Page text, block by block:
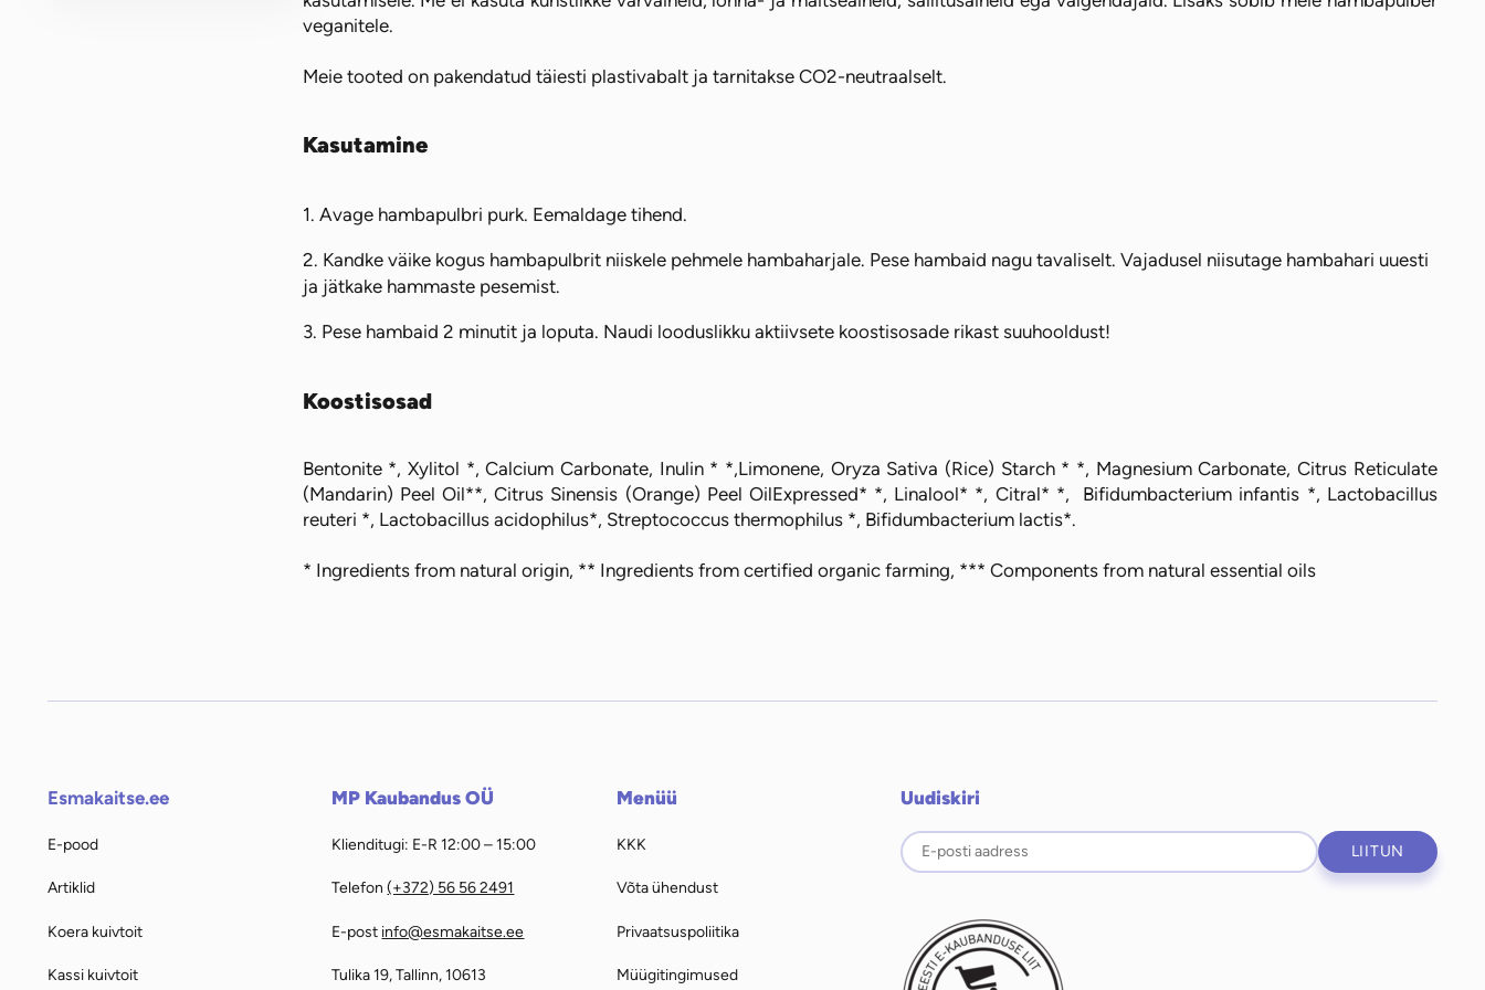
veganitele.
Meie tooted on pakendatud täiesti plastivabalt ja tarnitakse CO2-neutraalselt.
Kasutamine
Avage hambapulbri purk. Eemaldage tihend.
Kandke väike kogus hambapulbrit niiskele pehmele hambaharjale. Pese hambaid nagu tavaliselt. Vajadusel niisutage hambahari uuesti
ja jätkake hammaste pesemist.
Pese hambaid 2 minutit ja loputa. Naudi looduslikku aktiivsete koostisosade rikast suuhooldust!
Koostisosad
Bentonite *, Xylitol *, Calcium Carbonate, Inulin * *,Limonene, Oryza Sativa (Rice) Starch * *, Magnesium Carbonate, Citrus Reticulate
(Mandarin) Peel Oil**, Citrus Sinensis (Orange) Peel OilExpressed* *, Linalool* *, Citral* *, Bifidumbacterium infantis *, Lactobacillus
reuteri *, Lactobacillus acidophilus*, Streptococcus thermophilus *, Bifidumbacterium lactis*.
* Ingredients from natural origin, ** Ingredients from certified organic farming, *** Components from natural essential oils
Esmakaitse.ee
E-pood
Artiklid
Koera kuivtoit
Kassi kuivtoit
MP Kaubandus OÜ
Klienditugi: E-R 12:00 – 15:00
Telefon(+372) 56 56 2491
E-post info@esmakaitse.ee
Tulika 19, Tallinn, 10613
Menüü
KKK
Võta ühendust
Privaatsuspoliitika
Müügitingimused
Uudiskiri